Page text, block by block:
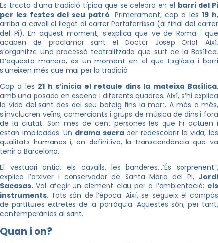
Es tracta d’una tradició típica que se celebra en el barri del Pi
per les festes del seu patró. Primerament, cap a les 19 h,
arriba a cavall el llegat al carrer Portaferrissa (al final del carrer
del Pi). En aquest moment, s’explica que ve de Roma i que
acaben de proclamar sant el Doctor Josep Oriol. Així,
s’organitza una processó teatralitzada que surt de la Basílica.
D’aquesta manera, és un moment en el que Església i barri
s’uneixen més que mai per la tradició.
Cap a les 21 h s’inicia el retaule dins la mateixa Basílica,
amb una posada en escena i diferents quadres. Així, s’hi explica
la vida del sant des del seu bateig fins la mort. A més a més,
s’involucren veïns, comerciants i grups de música de dins i fora
de la ciutat. Són més de cent persones les que hi actuen i
estan implicades. Un drama sacraper redescobrir la vida, les
qualitats humanes i, en definitiva, la transcendència que va
tenir a Barcelona.
El vestuari antic, els cavalls, les banderes…“És sorprenent”,
explica l’arxiver i conservador de Santa Maria del Pi, Jordi
Sacasas. Val afegir un element clau per a l’ambientació: els
instruments. Tots són de l’època. Així, se segueix el compàs
de partitures extretes de la parròquia. Aquestes són, per tant,
contemporànies al sant.
Quan i on?